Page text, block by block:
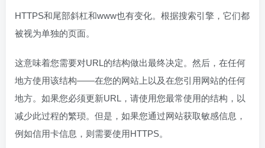
HTTPS和尾部斜杠和www也有变化。根据搜索引擎，它们都
被视为单独的页面。
这意味着您需要对URL的结构做出最终决定。然后，在任何
地方使用该结构——在您的网站上以及在您引用网站的任何
地方。如果您必须更新URL，请使用您最常使用的结构，以
减少此过程的繁琐。但是，如果您通过网站获取敏感信息，
例如信用卡信息，则需要使用HTTPS。